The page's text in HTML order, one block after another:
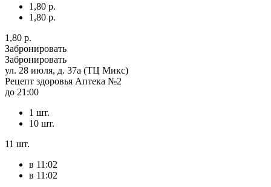
1,80 р.
1,80 р.
1,80 р.
Забронировать
Забронировать
ул. 28 июля, д. 37а (ТЦ Микс)
Рецепт здоровья Аптека №2
до 21:00
1 шт.
10 шт.
11 шт.
в 11:02
в 11:02